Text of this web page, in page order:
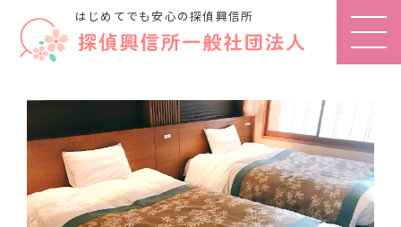
はじめてでも安心の探偵興信所